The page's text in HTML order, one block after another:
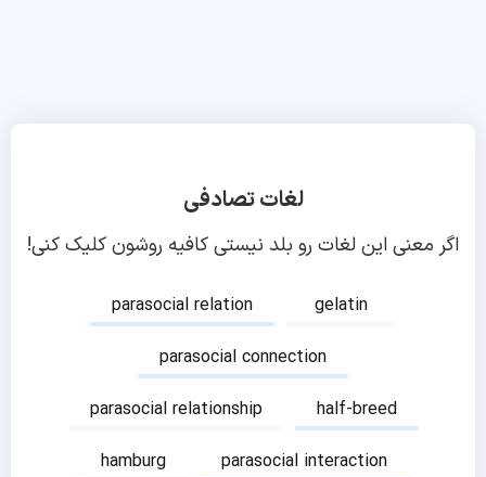
لغات تصادفی
اگر معنی این لغات رو بلد نیستی کافیه روشون کلیک کنی!
parasocial relation
gelatin
parasocial connection
parasocial relationship
half-breed
hamburg
parasocial interaction